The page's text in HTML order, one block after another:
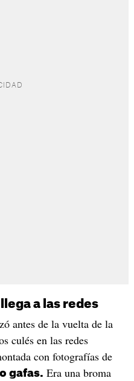
a las redes
antes de la vuelta de la
culés en las redes
con fotografías de
gafas. Era una broma